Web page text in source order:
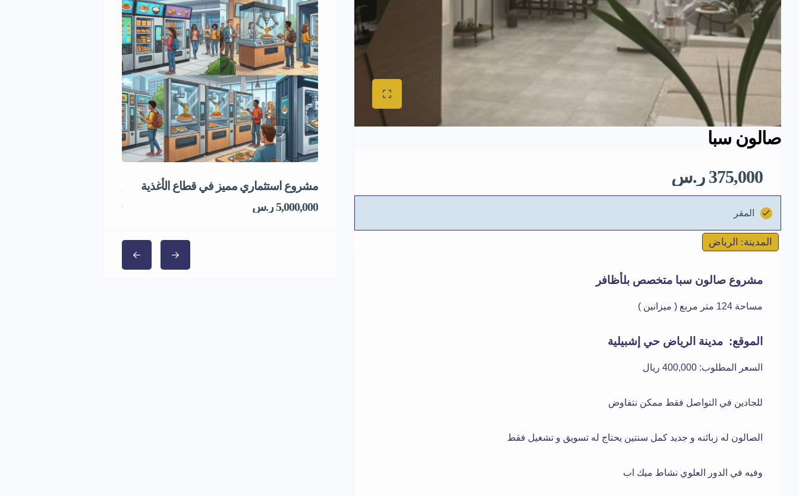
صالون سبا
375,000 ر.س
المقر
المدينة: الرياض
مشروع صالون سبا متخصص بلأظافر
مساحة 124 متر مربع ( ميزانين )
الموقع: مدينة الرياض حي إشبيلية
السعر المطلوب: 400,000 ريال
للجادين في التواصل فقط ممكن نتفاوض
الصالون له زبائنه و جديد كمل سنتين يحتاج له تسويق و تشغيل فقط
وفيه في الدور العلوي نشاط ميك اب
مشروع استثماري مميز في قطاع الأغذية
5,000,000 ر.س
1,000,000 ر.س